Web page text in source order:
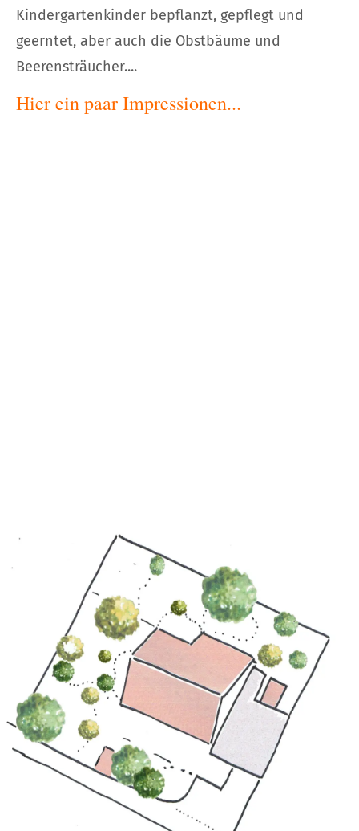
Kindergartenkinder bepflanzt, gepflegt und
geerntet, aber auch die Obstbäume und
Beerensträucher....
Hier ein paar Impressionen...